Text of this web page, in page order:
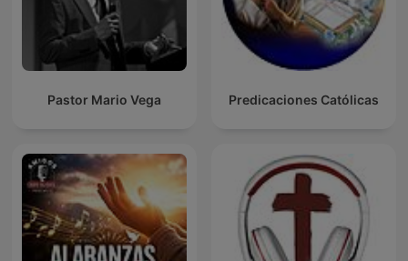
Pastor Mario Vega Predicaciones Católicas